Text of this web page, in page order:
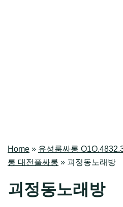
Home » 유성룸싸롱
롱 대전풀싸롱 » 괴정동노래방
괴정동노래방